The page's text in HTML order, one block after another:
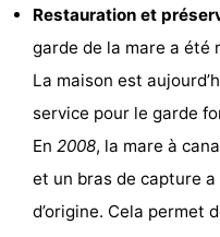
Forum
Route
Stationnement
Saut
des
Adresses
Restauration et
garde de la mare a été
La maison est
service pour le garde
En 2008, la mare à
et un bras de capture
d’origine. Cela permet